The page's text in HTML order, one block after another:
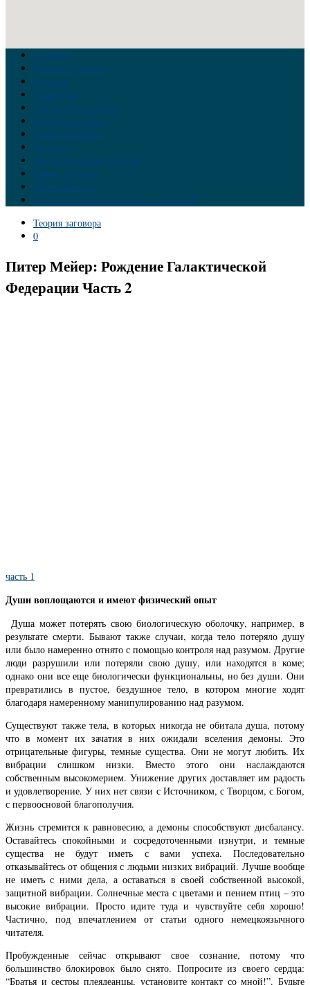
Главная
Война на Украине
Новости
Аналитика
Тайны Геополитики
Российские элиты
Теория заговора
Украина
Новый Мировой Порядок
Тайны истории
Обратная связь
Правила комментирования материалов
Теория заговора
0
Питер Мейер: Рождение Галактической
Федерации Часть 2
часть 1
Души воплощаются и имеют физический опыт
Душа может потерять свою биологическую оболочку, например, в
результате смерти. Бывают также случаи, когда тело потеряло душу
или было намеренно отнято с помощью контроля над разумом. Другие
люди разрушили или потеряли свою душу, или находятся в коме;
однако они все еще биологически функциональны, но без души. Они
превратились в пустое, бездушное тело, в котором многие ходят
благодаря намеренному манипулированию над разумом.
Существуют также тела, в которых никогда не обитала душа, потому
что в момент их зачатия в них ожидали вселения демоны. Это
отрицательные фигуры, темные существа. Они не могут любить. Их
вибрации слишком низки. Вместо этого они наслаждаются
собственным высокомерием. Унижение других доставляет им радость
и удовлетворение. У них нет связи с Источником, с Творцом, с Богом,
с первоосновой благополучия.
Жизнь стремится к равновесию, а демоны способствуют дисбалансу.
Оставайтесь спокойными и сосредоточенными изнутри, и темные
существа не будут иметь с вами успеха. Последовательно
отказывайтесь от общения с людьми низких вибраций. Лучше вообще
не иметь с ними дела, а оставаться в своей собственной высокой,
защитной вибрации. Солнечные места с цветами и пением птиц – это
высокие вибрации. Просто идите туда и чувствуйте себя хорошо!
Частично, под впечатлением от статьи одного немецкоязычного
читателя.
Пробужденные сейчас открывают свое сознание, потому что
большинство блокировок было снято. Попросите из своего сердца:
“Братья и сестры плеядеанцы, установите контакт со мной!”. Будьте